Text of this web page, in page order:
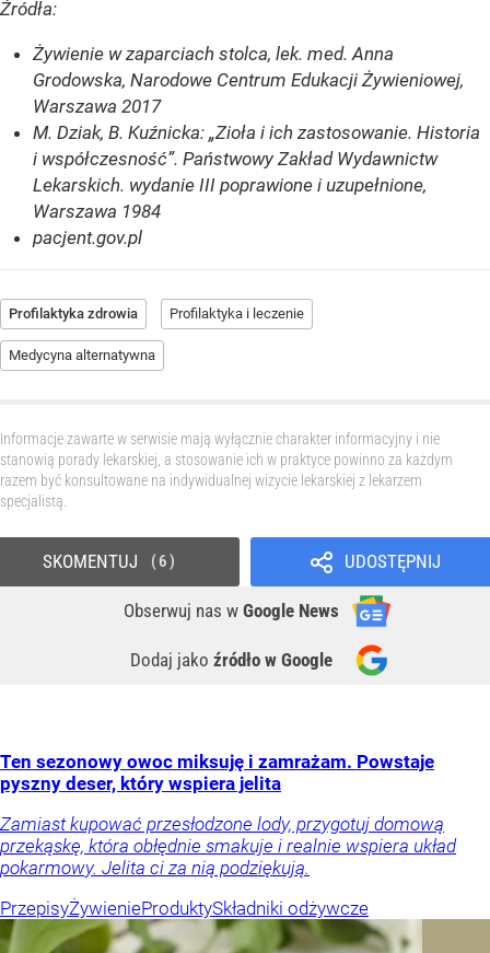
Źródła:
Żywienie w zaparciach stolca, lek. med. Anna
Grodowska, Narodowe Centrum Edukacji Żywieniowej,
Warszawa 2017
M. Dziak, B. Kuźnicka: „Zioła i ich zastosowanie. Historia
i współczesność”. Państwowy Zakład Wydawnictw
Lekarskich. wydanie III poprawione i uzupełnione,
Warszawa 1984
pacjent.gov.pl
Profilaktyka zdrowia Profilaktyka i leczenie
Medycyna alternatywna
Informacje zawarte w serwisie mają wyłącznie charakter informacyjny i nie
stanowią porady lekarskiej, a stosowanie ich w praktyce powinno za każdym
razem być konsultowane na indywidualnej wizycie lekarskiej z lekarzem
specjalistą.
UDOSTĘPNIJ
Obserwuj nas w Google News
Dodaj jako źródło w Google
SKOMENTUJ 6
Ten sezonowy owoc miksuję i zamrażam. Powstaje
pyszny deser, który wspiera jelita
Zamiast kupować przesłodzone lody, przygotuj domową
przekąskę, która obłędnie smakuje i realnie wspiera układ
pokarmowy. Jelita ci za nią podziękują.
PrzepisyŻywienieProduktySkładniki odżywcze